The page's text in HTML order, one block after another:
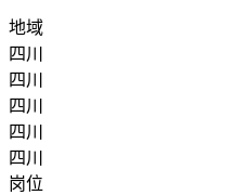
地域
四川
四川
四川
四川
四川
岗位